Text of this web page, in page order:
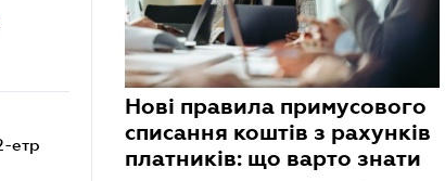
Нові правила примусового
списання коштів з рахунків
платників: що варто знати